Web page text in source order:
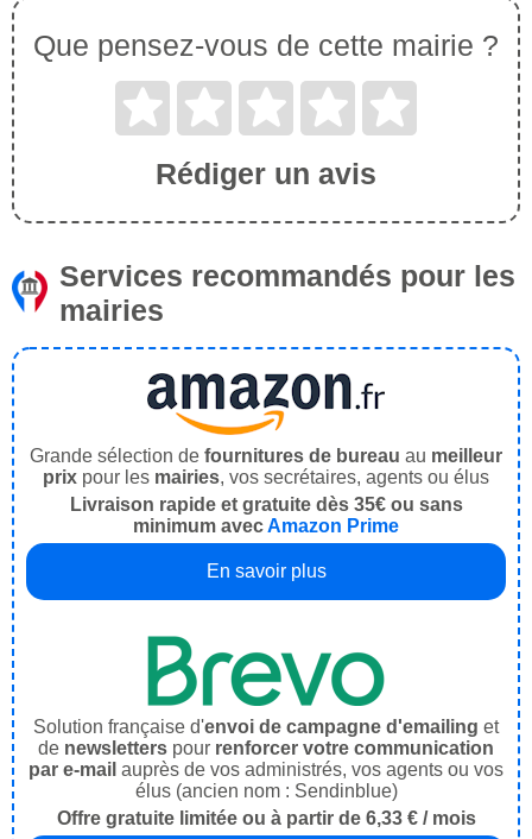
Que pensez-vous de cette mairie ?
Rédiger un avis
Services recommandés pour les
mairies
Grande sélection de fournitures de bureau au meilleur
prix pour les mairies, vos secrétaires, agents ou élus
Livraison rapide et gratuite dès 35€ ou sans
minimum avecAmazon Prime
En savoir plus
Solution française d'envoi de campagne d'emailing et
de newsletters pour renforcer votre communication
par e-mail auprès de vos administrés, vos agents ou vos
élus (ancien nom : Sendinblue)
Offre gratuite limitée ou à partir de 6,33 € / mois